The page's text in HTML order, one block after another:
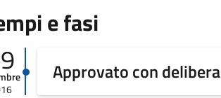
e fasi
Approvato con